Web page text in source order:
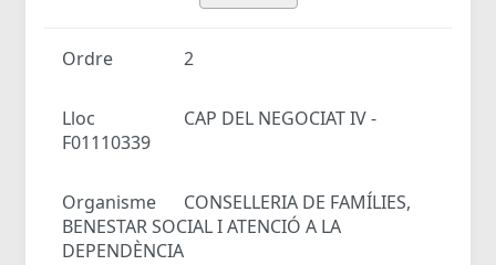
Ordre 2
Lloc
CAP DEL NEGOCIAT IV -
F01110339
Organisme
CONSELLERIA DE FAMÍLIES,
BENESTAR SOCIAL I ATENCIÓ A LA
DEPENDÈNCIA